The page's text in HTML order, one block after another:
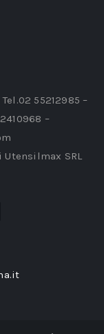
55212985 –
–
SRL